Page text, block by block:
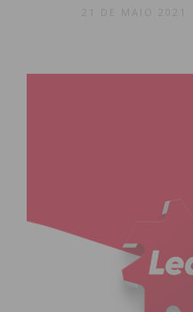
21 DE MAIO 2021